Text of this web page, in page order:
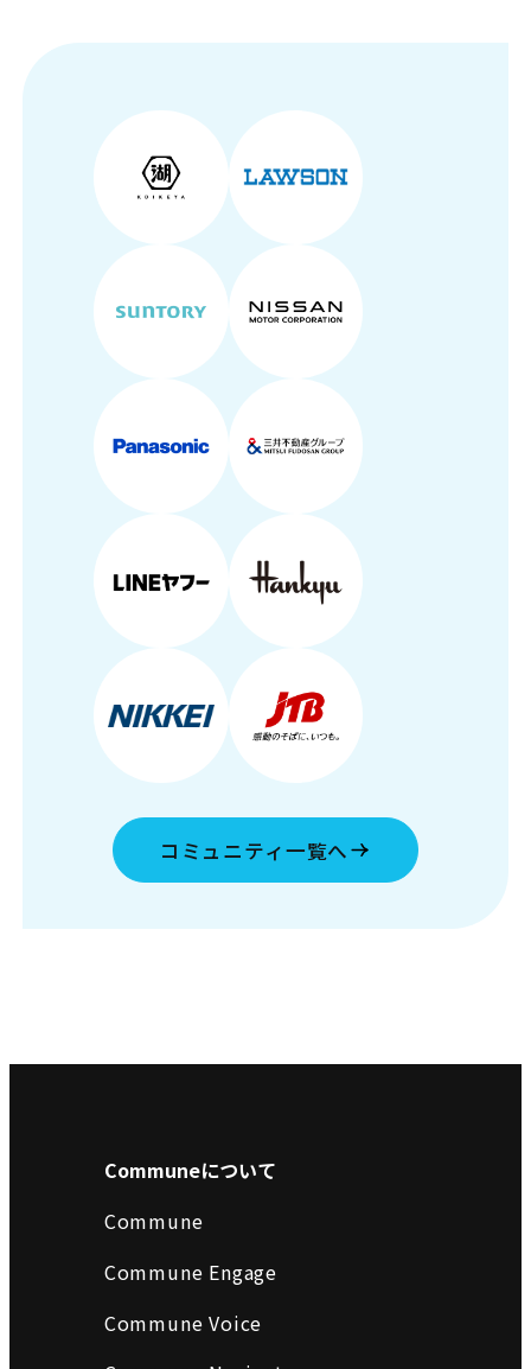
コミュニティ一覧へ
Communeについて
Commune
Commune Engage
Commune Voice